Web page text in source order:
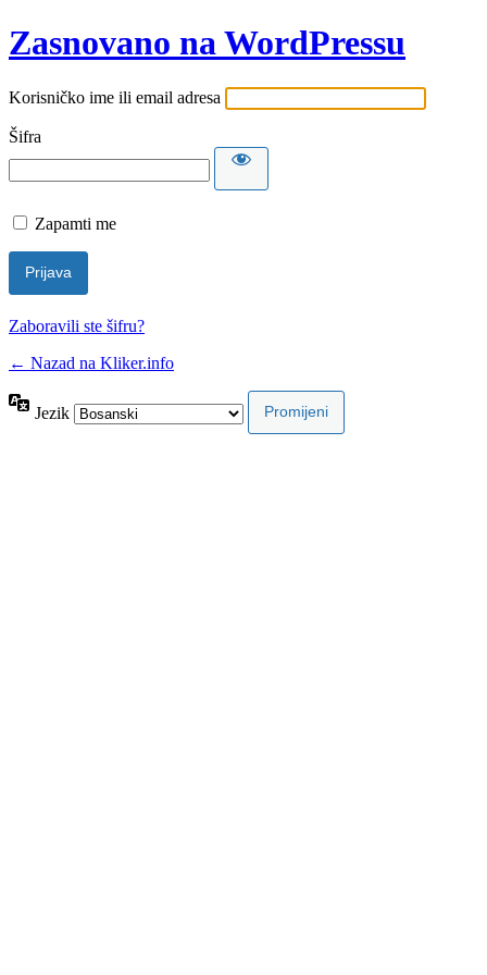
Zasnovano na WordPressu
Korisničko ime ili email adresa
Šifra
Zapamti me
Zaboravili ste šifru?
← Nazad na Kliker.info
Jezik